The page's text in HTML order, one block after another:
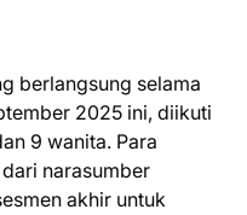
berlangsung selama
2025 ini, diikuti
9 wanita. Para
narasumber
akhir untuk